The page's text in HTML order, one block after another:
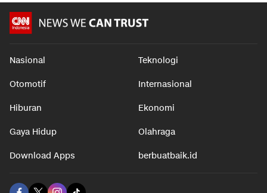
Nasional Teknologi
Otomotif Internasional
Hiburan Ekonomi
Gaya Hidup Olahraga
Download Apps berbuatbaik.id